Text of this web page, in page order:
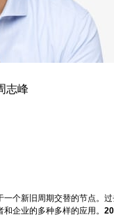
志峰
个新旧周期交替的节点。
企业的多种多样的应用。